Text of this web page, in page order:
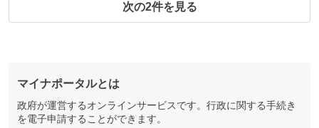
次の2件を見る
マイナポータルとは
政府が運営するオンラインサービスです。行政に関する手続き
を電子申請することができます。